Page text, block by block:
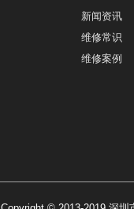
新闻资讯
维修常识
维修案例